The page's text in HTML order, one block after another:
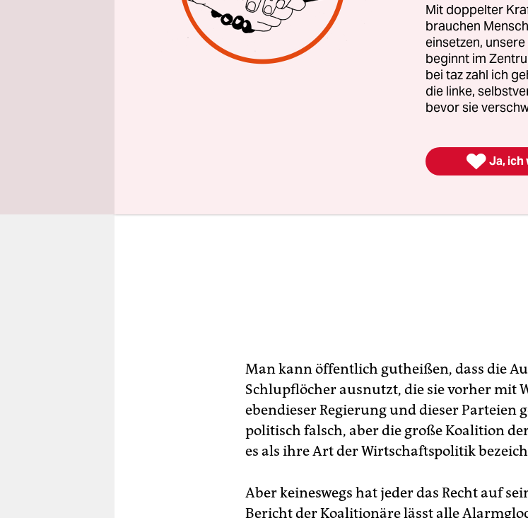
Man kann es richtig finden, dass
nicht reagieren, auch wenn es um die
Man kann es unterstützen, wenn der
bei millio­nenfachem Betrug am Kunden
Man kann öffentlich gutheißen, dass die
Schlupflöcher ausnutzt, die sie vorher mit
ebendieser Regierung und dieser Parteien
politisch falsch, aber die große Koalition
es als ihre Art der Wirtschaftspolitik
Aber keineswegs hat jeder das Recht auf
Bericht der Koalitionäre lässt alle
Mit doppelter
brauchen
einsetzen,
beginnt im
bei taz zahl ich
die linke,
bevor sie
 Ja, ich